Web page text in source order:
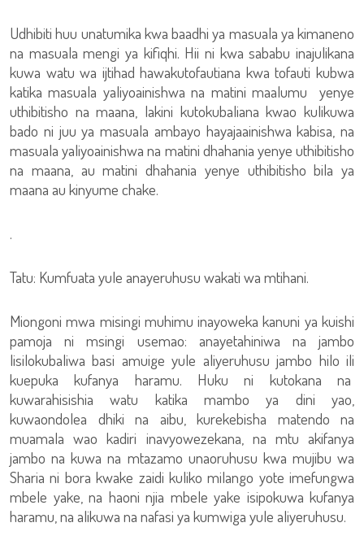
Udhibiti huu unatumika kwa baadhi ya masuala ya kimaneno
na masuala mengi ya kifiqhi. Hii ni kwa sababu inajulikana
kuwa watu wa ijtihad hawakutofautiana kwa tofauti kubwa
katika masuala yaliyoainishwa na matini maalumu yenye
uthibitisho na maana, lakini kutokubaliana kwao kulikuwa
bado ni juu ya masuala ambayo hayajaainishwa kabisa, na
masuala yaliyoainishwa na matini dhahania yenye uthibitisho
na maana, au matini dhahania yenye uthibitisho bila ya
maana au kinyume chake.
.
Tatu: Kumfuata yule anayeruhusu wakati wa mtihani.
Miongoni mwa misingi muhimu inayoweka kanuni ya kuishi
pamoja ni msingi usemao: anayetahiniwa na jambo
lisilokubaliwa basi amuige yule aliyeruhusu jambo hilo ili
kuepuka kufanya haramu. Huku ni kutokana na
kuwarahisishia watu katika mambo ya dini yao,
kuwaondolea dhiki na aibu, kurekebisha matendo na
muamala wao kadiri inavyowezekana, na mtu akifanya
jambo na kuwa na mtazamo unaoruhusu kwa mujibu wa
Sharia ni bora kwake zaidi kuliko milango yote imefungwa
mbele yake, na haoni njia mbele yake isipokuwa kufanya
haramu, na alikuwa na nafasi ya kumwiga yule aliyeruhusu.